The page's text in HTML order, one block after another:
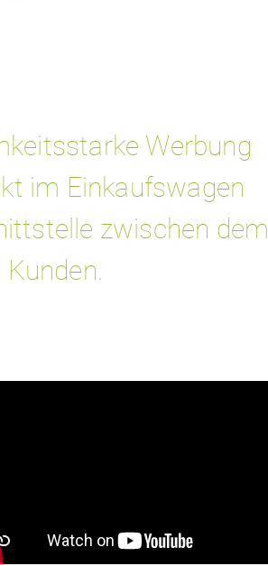
Werbung
im Einkaufswagen
zwischen dem